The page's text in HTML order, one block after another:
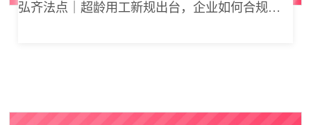
弘齐法点｜超龄用工新规出台，企业如何合规用工